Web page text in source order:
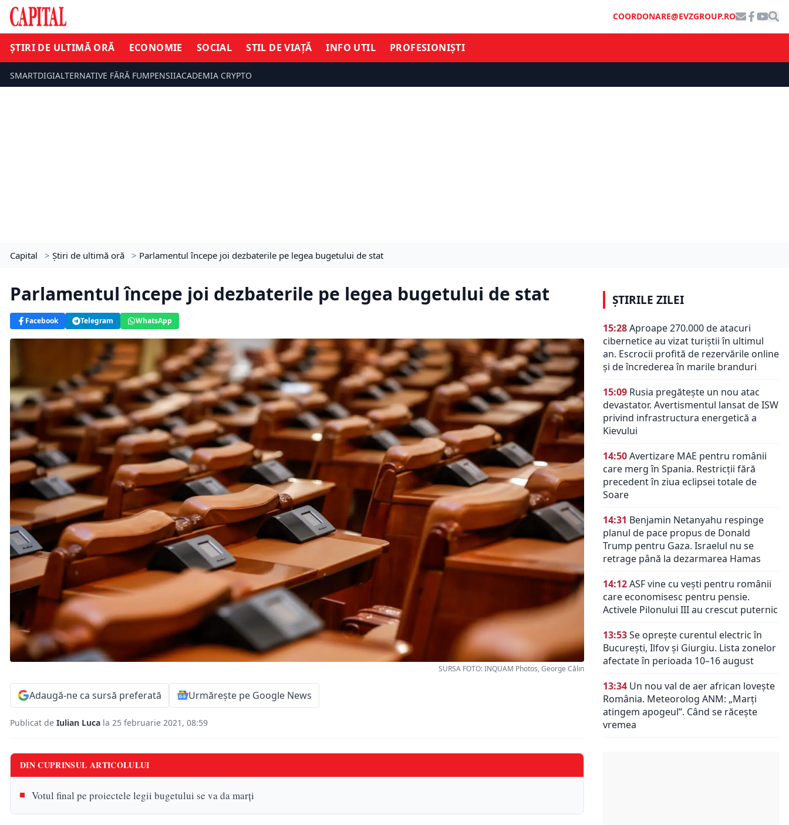
COORDONARE@EVZGROUP.RO
ȘTIRI DE ULTIMĂ ORĂ ECONOMIE SOCIAL STIL DE VIAȚĂ INFO UTIL PROFESIONIȘTI
SMARTDIGIALTERNATIVE FĂRĂ FUMPENSIIACADEMIA CRYPTO
Capital > Știri de ultimă oră > Parlamentul începe joi dezbaterile pe legea bugetului de stat
Parlamentul începe joi dezbaterile pe legea bugetului de stat
Facebook Telegram WhatsApp
SURSA FOTO: INQUAM Photos, George Călin
Adaugă-ne ca sursă preferată Urmărește pe Google News
Publicat de Iulian Luca la 25 februarie 2021, 08:59
DIN CUPRINSUL ARTICOLULUI
Votul final pe proiectele legii bugetului se va da marți
ȘTIRILE ZILEI
15:28Aproape 270.000 de atacuri
cibernetice au vizat turiștii în ultimul
an. Escrocii profită de rezervările online
și de încrederea în marile branduri
15:09 Rusia pregătește un nou atac
devastator. Avertismentul lansat de ISW
privind infrastructura energetică a
Kievului
14:50Avertizare MAE pentru românii
care merg în Spania. Restricții fără
precedent în ziua eclipsei totale de
Soare
14:31 Benjamin Netanyahu respinge
planul de pace propus de Donald
Trump pentru Gaza. Israelul nu se
retrage până la dezarmarea Hamas
14:12ASF vine cu vești pentru românii
care economisesc pentru pensie.
Activele Pilonului III au crescut puternic
13:53Se oprește curentul electric în
București, Ilfov și Giurgiu. Lista zonelor
afectate în perioada 10–16 august
13:34 Un nou val de aer african lovește
România. Meteorolog ANM: „Marți
atingem apogeul”. Când se răcește
vremea